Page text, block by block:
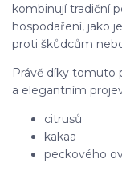
kombinují tradiční
hospodaření, jako
proti škůdcům
Právě díky tomuto
a elegantním
citrusů
kakaa
peckového